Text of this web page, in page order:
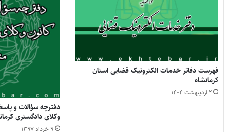
فهرست دفاتر خدمات الکترونیک قضایی استان
کرمانشاه
۲ اردیبهشت ۱۴۰۴
دفترچه سؤالات و
وکلای دادگستری
۹ خرداد ۱۳۹۷